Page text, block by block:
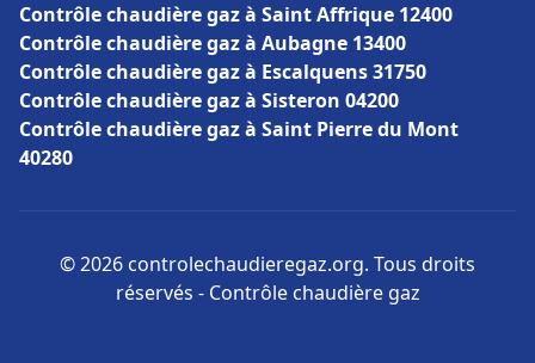
Contrôle chaudière gaz à Saint Affrique 12400
Contrôle chaudière gaz à Aubagne 13400
Contrôle chaudière gaz à Escalquens 31750
Contrôle chaudière gaz à Sisteron 04200
Contrôle chaudière gaz à Saint Pierre du Mont
40280
© 2026 controlechaudieregaz.org. Tous droits
réservés - Contrôle chaudière gaz